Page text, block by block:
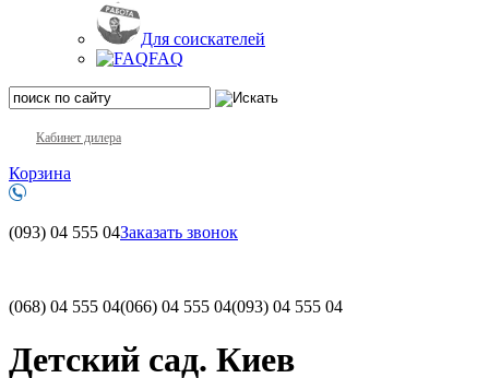
Для соискателей
FAQ
Кабинет дилера
Корзина
(093) 04 555 04Заказать звонок
(068) 04 555 04(066) 04 555 04(093) 04 555 04
Детский сад. Киев